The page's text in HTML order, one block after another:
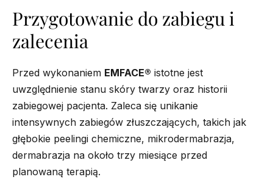
Przygotowanie do zabiegu i
zalecenia
Przed wykonaniem EMFACE® istotne jest
uwzględnienie stanu skóry twarzy oraz historii
zabiegowej pacjenta. Zaleca się unikanie
intensywnych zabiegów złuszczających, takich jak
głębokie peelingi chemiczne, mikrodermabrazja,
dermabrazja na około trzy miesiące przed
planowaną terapią.